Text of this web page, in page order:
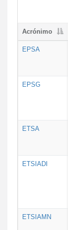
Acrónimo
EPSA
EPSG
ETSA
ETSIADI
ETSIAMN